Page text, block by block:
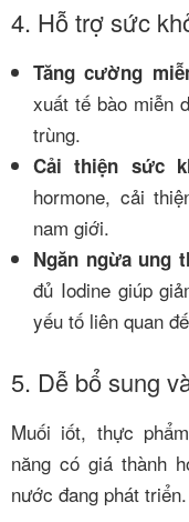
4. Hỗ trợ sức
Tăng cường
xuất tế bào miễn
trùng.
Cải thiện sức
hormone, cải
nam giới.
Ngăn ngừa ung
đủ Iodine giúp
yếu tố liên quan
5. Dễ bổ sung
Muối iốt, thực
năng có giá thành
nước đang phát triển.